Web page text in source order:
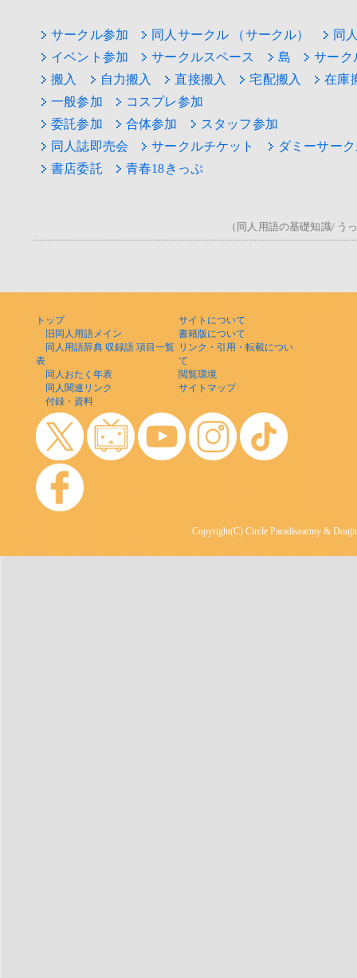
サークル参加 同人サークル （サークル）
同
イベント参加
サークルスペース 島
サーク
搬入
自力搬入 直接搬入 宅配搬入
在庫
一般参加
コスプレ参加
委託参加
合体参加
スタッフ参加
同人誌即売会
サークルチケット
ダミーサー
書店委託
青春18きっぷ
（同人用語の基礎知識/ う
トップ
旧同人用語メイン
同人用語辞典 収録語 項目一覧
表
同人おたく年表
同人関連リンク
付録・資料
サイトについて
書籍版について
リンク・引用・転載につい
て
閲覧環境
サイトマップ
Copyright(C) Circle Paradisearmy &